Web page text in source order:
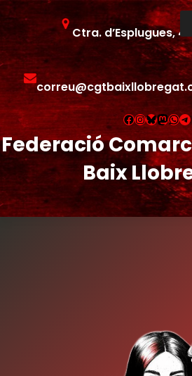
Ctra. d’Esplugues,
Facebook
Instagram
Bluesky
Federació
Baix